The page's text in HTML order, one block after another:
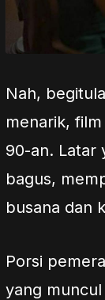
Nah,
menarik,
90-an. Latar
bagus,
busana dan
Porsi
yang